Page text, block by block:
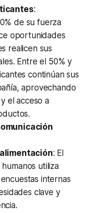
:
de su fuerza
oportunidades
realicen sus
Entre el 50% y
continúan sus
aprovechando
el acceso a
: El
utiliza
internas
clave y